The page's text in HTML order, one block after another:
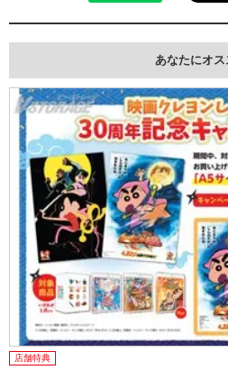
あなたにオス
店舗特典